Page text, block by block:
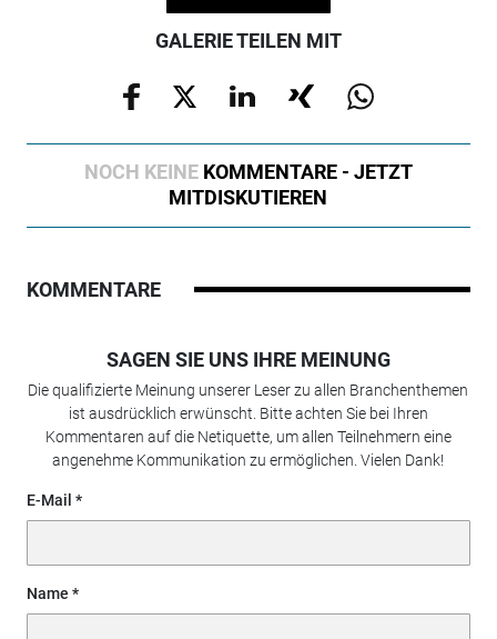
GALERIE TEILEN MIT
NOCH KEINE KOMMENTARE - JETZT
MITDISKUTIEREN
KOMMENTARE
SAGEN SIE UNS IHRE MEINUNG
Die qualifizierte Meinung unserer Leser zu allen Branchenthemen
ist ausdrücklich erwünscht. Bitte achten Sie bei Ihren
Kommentaren auf die Netiquette, um allen Teilnehmern eine
angenehme Kommunikation zu ermöglichen. Vielen Dank!
E-Mail
Name